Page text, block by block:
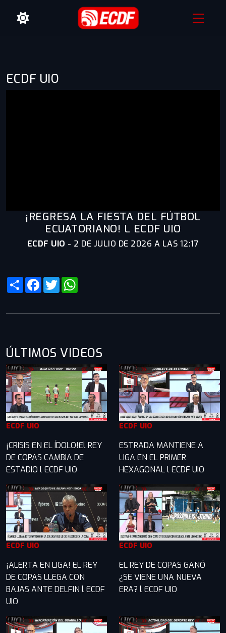
ECDF UIO
¡REGRESA LA FIESTA DEL FÚTBOL
ECUATORIANO! L ECDF UIO
ECDF UIO - 2 DE JULIO DE 2026 A LAS 12:17
ShareFacebook
Twitter
ÚLTIMOS VIDEOS
ECDF UIO
¡CRISIS EN EL ÍDOLO!El REY
DE COPAS CAMBIA DE
ESTADIO l ECDF UIO
ECDF UIO
ESTRADA MANTIENE A
LIGA EN EL PRIMER
HEXAGONAL l ECDF UIO
ECDF UIO
¡ALERTA EN LIGA! EL REY
DE COPAS LLEGA CON
BAJAS ANTE DELFIN l ECDF
UIO
ECDF UIO
EL REY DE COPAS GANÓ
¿SE VIENE UNA NUEVA
ERA? l ECDF UIO